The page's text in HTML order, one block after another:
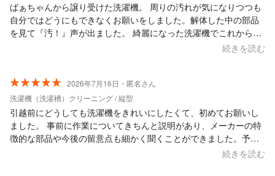
ばぁちゃんから譲り受けた洗濯機。 周りの汚れが気になりつつも
自分ではどうにもできなくお願いをしました。解体した中の部品
を見て『汚！』声が出ました。 綺麗になった洗濯機でこれから洗
えるのが嬉しいです。 重い扉の片付けも手伝ってくださり、あり
続きを読む
2026年7月16日・匿名さん
洗濯機（洗濯槽）クリーニング / 縦型
引越前にどうしても洗濯機をきれいにしたくて、初めてお願いし
ました。 事前に作業についてきちんと説明があり、メーカーの特
徴的な部品や今後の留意点も細かく聞くことができました。予約
時間ぴったりの来訪でしたし、接し方も丁寧で好印象でした。 15
続きを読む